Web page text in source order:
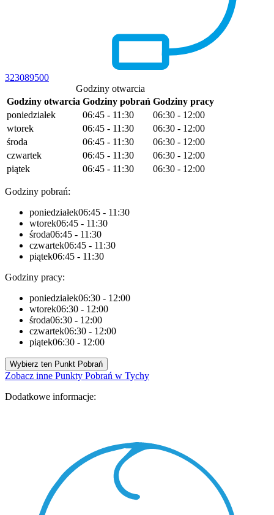
323089500
Godziny otwarcia
Godziny otwarcia Godziny pobrań Godziny pracy
poniedziałek
06:45 - 11:30
06:30 - 12:00
wtorek
06:45 - 11:30
06:30 - 12:00
środa
06:45 - 11:30
06:30 - 12:00
czwartek
06:45 - 11:30
06:30 - 12:00
piątek
06:45 - 11:30 06:30 - 12:00
Godziny pobrań:
poniedziałek06:45 - 11:30
wtorek06:45 - 11:30
środa06:45 - 11:30
czwartek06:45 - 11:30
piątek06:45 - 11:30
Godziny pracy:
poniedziałek06:30 - 12:00
wtorek06:30 - 12:00
środa06:30 - 12:00
czwartek06:30 - 12:00
piątek06:30 - 12:00
Wybierz ten Punkt Pobrań
Zobacz inne Punkty Pobrań w Tychy
Dodatkowe informacje: